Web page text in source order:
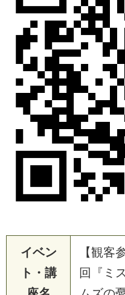
イベン
ト・講
【観客
回『ミ